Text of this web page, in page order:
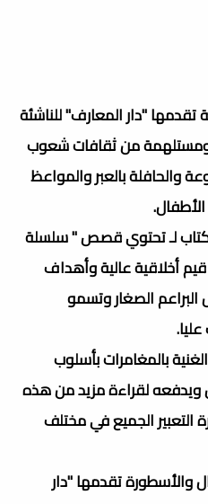
"دار المعارف" للناشئة
ومستلهمة من ثقافات شعوب
والحافلة بالعبر والمواعظ
لـ تحتوي قصص " سلسلة
أخلاقية عالية وأهداف
الصغار وتسمو
بالمغامرات بأسلوب
ويدفعه لقراءة مزيد من هذه
الجميع في مختلف
والأسطورة تقدمها "دار